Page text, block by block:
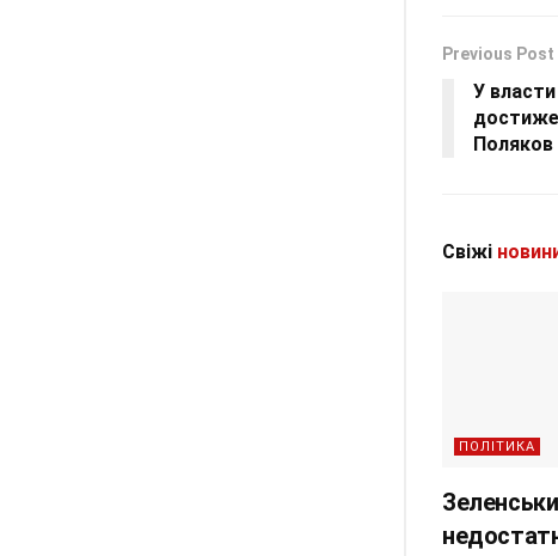
Previous Post
У
Поляков
Свіжі
ПОЛІТИКА